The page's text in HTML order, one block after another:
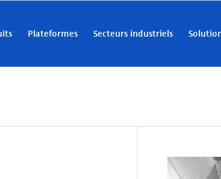
Plateformes Secteurs industriels